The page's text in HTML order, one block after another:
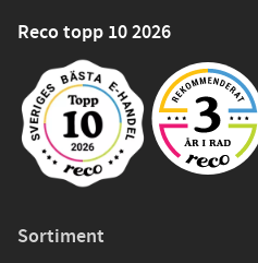
Reco topp 10 2026
Sortiment